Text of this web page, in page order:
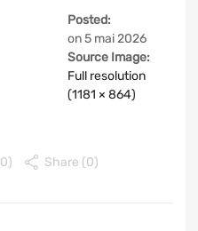
Posted:
on5 mai 2026
Source Image:
Full resolution
(1181 × 864)
0) Share (0)